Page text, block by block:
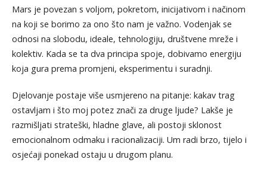
Mars je povezan s voljom, pokretom, inicijativom i načinom
na koji se borimo za ono što nam je važno. Vodenjak se
odnosi na slobodu, ideale, tehnologiju, društvene mreže i
kolektiv. Kada se ta dva principa spoje, dobivamo energiju
koja gura prema promjeni, eksperimentu i suradnji.
Djelovanje postaje više usmjereno na pitanje: kakav trag
ostavljam i što moj potez znači za druge ljude? Lakše je
razmišljati strateški, hladne glave, ali postoji sklonost
emocionalnom odmaku i racionalizaciji. Um radi brzo, tijelo i
osjećaji ponekad ostaju u drugom planu.